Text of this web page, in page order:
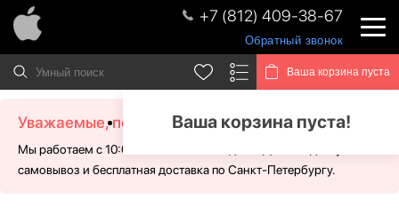
+7 (812) 409-38-67
Обратный звонок
Ваша корзина пуста
Ваша корзина пуста!
Уважаемые, посетители!
Мы работаем с 10:00 - 21:00 без выходных. Для Вас доступен
самовывоз и бесплатная доставка по Санкт-Петербургу.